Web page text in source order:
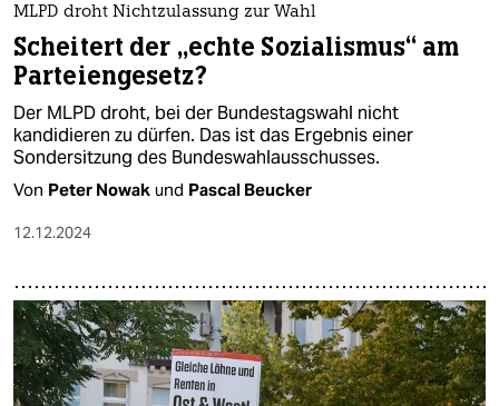
MLPD droht Nichtzulassung zur Wahl
Scheitert der „echte Sozialismus“ am
Parteiengesetz?
Der MLPD droht, bei der Bundestagswahl nicht
kandidieren zu dürfen. Das ist das Ergebnis einer
Sondersitzung des Bundeswahlausschusses.
Von Peter Nowak und Pascal Beucker
12.12.2024